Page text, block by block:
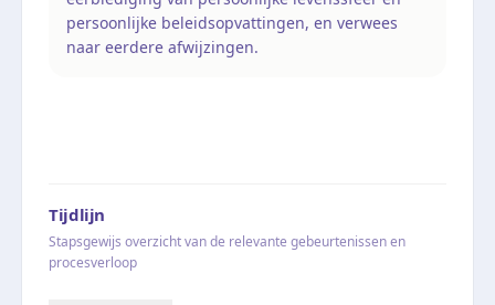
persoonlijke beleidsopvattingen, en verwees
naar eerdere afwijzingen.
Tijdlijn
Stapsgewijs overzicht van de relevante gebeurtenissen en
procesverloop